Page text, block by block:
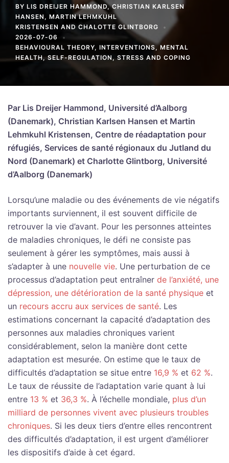
BY LIS DREIJER HAMMOND,CHRISTIAN KARLSEN
HANSEN , MARTIN LEHMKUHL
KRISTENSEN AND CHALOTTE GLINTBORG
2026-07-06
BEHAVIOURAL THEORY, INTERVENTIONS, MENTAL
HEALTH,SELF-REGULATION , STRESS AND COPING
Par Lis Dreijer Hammond, Université d’Aalborg
(Danemark), Christian Karlsen Hansen et Martin
Lehmkuhl Kristensen, Centre de réadaptation pour
réfugiés, Services de santé régionaux du Jutland du
Nord (Danemark) et Charlotte Glintborg, Université
d’Aalborg (Danemark)
Lorsqu’une maladie ou des événements de vie négatifs
importants surviennent, il est souvent difficile de
retrouver la vie d’avant. Pour les personnes atteintes
de maladies chroniques, le défi ne consiste pas
seulement à gérer les symptômes, mais aussi à
s’adapter à une nouvelle vie. Une perturbation de ce
processus d’adaptation peut entraîner de l’anxiété, une
dépression, une détérioration de la santé physique et
un recours accru aux services de santé. Les
estimations concernant la capacité d’adaptation des
personnes aux maladies chroniques varient
considérablement, selon la manière dont cette
adaptation est mesurée. On estime que le taux de
difficultés d’adaptation se situe entre 16,9 % et 62 %.
Le taux de réussite de l’adaptation varie quant à lui
entre 13 % et 36,3 %. À l’échelle mondiale, plus d’un
milliard de personnes vivent avec plusieurs troubles
chroniques. Si les deux tiers d’entre elles rencontrent
des difficultés d’adaptation, il est urgent d’améliorer
les dispositifs d’aide à cet égard.